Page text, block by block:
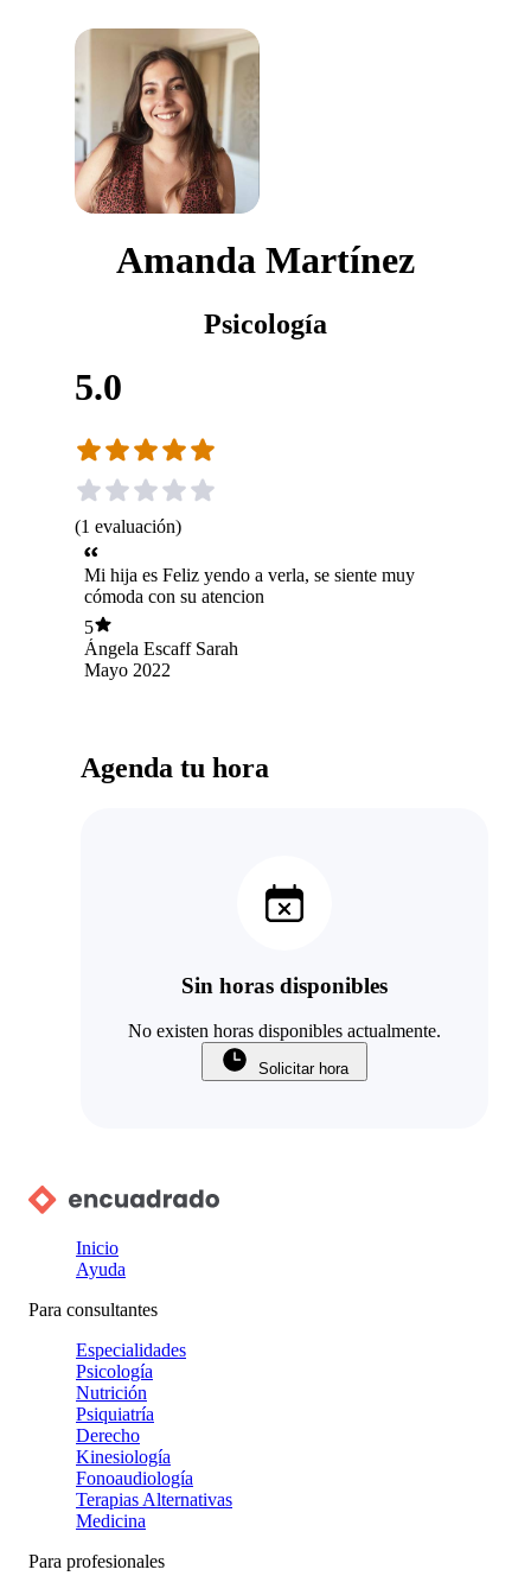
Amanda Martínez
Psicología
5.0
(1 evaluación)
Mi hija es Feliz yendo a verla, se siente muy
cómoda con su atencion
5
Ángela Escaff Sarah
Mayo 2022
Agenda tu hora
Sin horas disponibles
No existen horas disponibles actualmente.
Solicitar hora
Inicio
Ayuda
Para consultantes
Especialidades
Psicología
Nutrición
Psiquiatría
Derecho
Kinesiología
Fonoaudiología
Terapias Alternativas
Medicina
Para profesionales